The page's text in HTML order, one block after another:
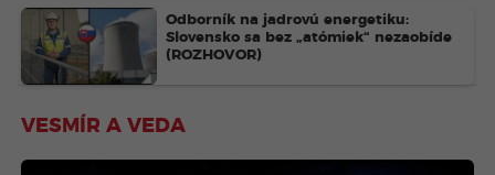
Odborník na jadrovú energetiku:
Slovensko sa bez „atómiek“ nezaobíde
(ROZHOVOR)
VESMÍR A VEDA